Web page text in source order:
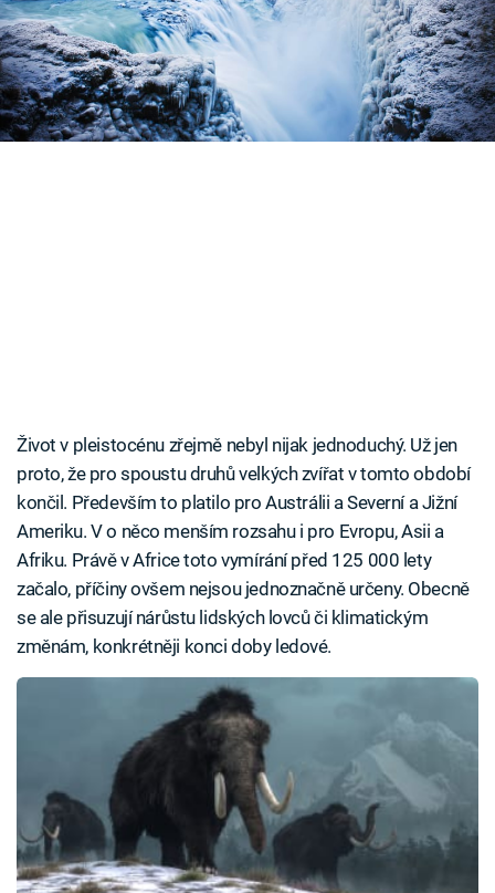
Časopis
Sledujte prima+
Přihlášení
vědci představují průběh genocidy.
Život v pleistocénu zřejmě nebyl nijak jednoduchý. Už jen
proto, že pro spoustu druhů velkých zvířat v tomto období
končil. Především to platilo pro Austrálii a Severní a Jižní
Ameriku. V o něco menším rozsahu i pro Evropu, Asii a
Afriku. Právě v Africe toto vymírání před 125 000 lety
začalo, příčiny ovšem nejsou jednoznačně určeny. Obecně
se ale přisuzují nárůstu lidských lovců či klimatickým
změnám, konkrétněji konci doby ledové.